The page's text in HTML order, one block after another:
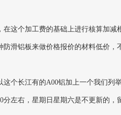
个加工费的基础上进行核算加减
滑铝板来做价格报价的材料低价
长江有的A00铝加上一个我们列
左右，星期日星期六是不更新的，